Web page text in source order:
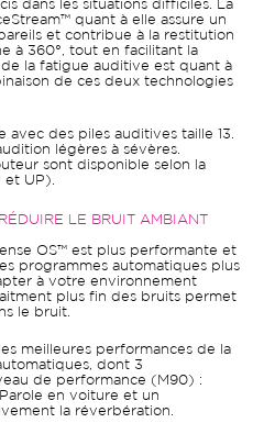
dans les situations difficiles. La
quant à elle assure un
et contribue à la restitution
à 360°, tout en facilitant la
la fatigue auditive est quant à
de ces deux technologies
des piles auditives taille 13.
légères à sévères.
sont disponible selon la
et UP).
LE BRUIT AMBIANT
OS™ est plus performante et
programmes automatiques plus
à votre environnement
plus fin des bruits permet
le bruit.
meilleures performances de la
dont 3
de performance (M90) :
en voiture et un
la réverbération.